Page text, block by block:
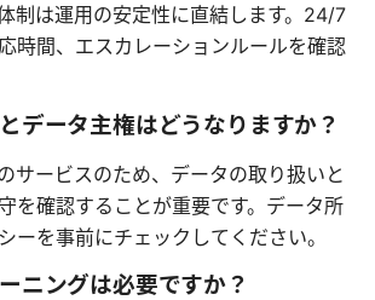
制は運用の安定性に直結します。24/7
時間、エスカレーションルールを確認
データ主権はどうなりますか？
サービスのため、データの取り扱いと
を確認することが重要です。データ所
ーを事前にチェックしてください。
ニングは必要ですか？